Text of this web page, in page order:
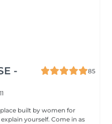
-
85
place built by women for
yourself. Come in as